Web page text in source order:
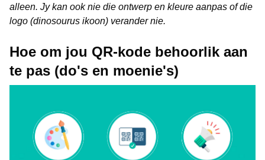
alleen. Jy kan ook nie die ontwerp en kleure aanpas of die
logo (dinosourus ikoon) verander nie.
Hoe om jou QR-kode behoorlik aan
te pas (do's en moenie's)